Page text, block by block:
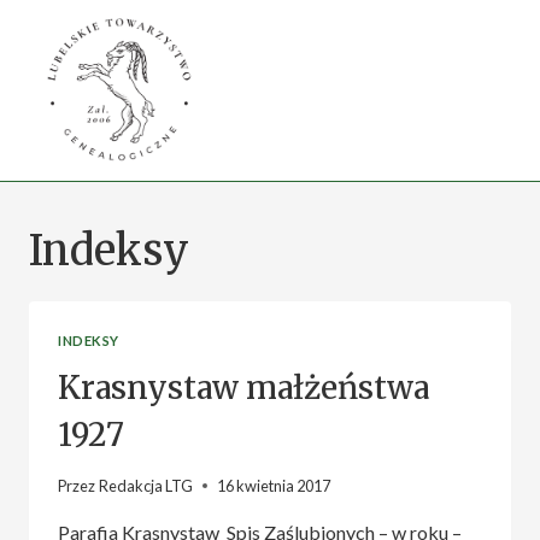
Indeksy
INDEKSY
Krasnystaw małżeństwa
1927
PrzezRedakcja LTG 16 kwietnia 2017
Parafia Krasnystaw Spis Zaślubionych – w roku –